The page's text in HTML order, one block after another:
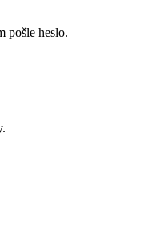
pošle heslo.